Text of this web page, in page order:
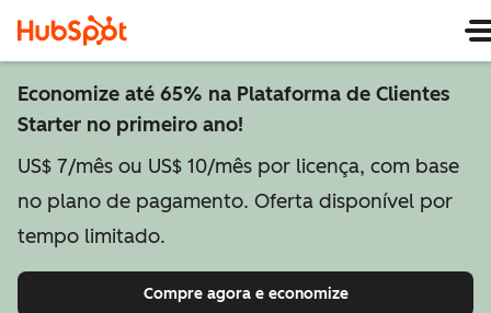
Economize até 65% na Plataforma de Clientes
Starter no primeiro ano!
US$ 7/mês ou US$ 10/mês por licença, com base
no plano de pagamento. Oferta disponível por
tempo limitado.
Compre agora e economize